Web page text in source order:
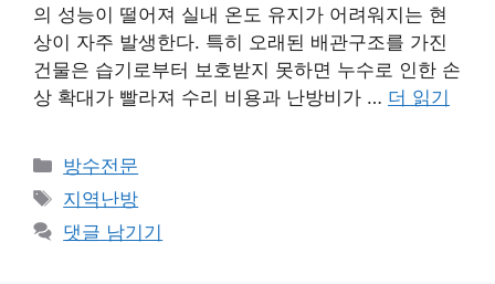
의 성능이 떨어져 실내 온도 유지가 어려워지는 현
상이 자주 발생한다. 특히 오래된 배관구조를 가진
건물은 습기로부터 보호받지 못하면 누수로 인한 손
상 확대가 빨라져 수리 비용과 난방비가 … 더 읽기
카
테
리
방수전문
태
그
지역난방
댓글 남기기